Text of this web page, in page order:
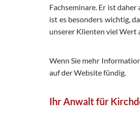
Fachseminare. Er ist
ist es besonders wichtig,
unserer Klienten viel Wert
Wenn Sie mehr
auf der Website fündig.
Ihr Anwalt für